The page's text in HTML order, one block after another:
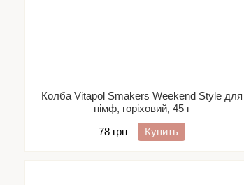
Колба Vitapol Smakers Weekend Style для
німф, горіховий, 45 г
78 грн
Купить